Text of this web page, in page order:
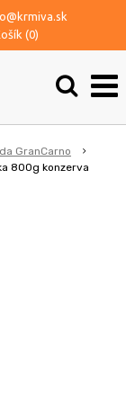
(0)
GranCarno
800g konzerva